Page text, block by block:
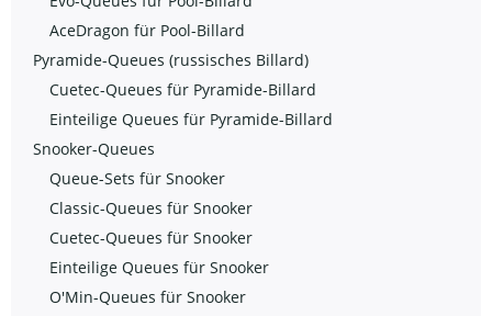
AceDragon für Pool-Billard
Pyramide-Queues (russisches Billard)
Cuetec-Queues für Pyramide-Billard
Einteilige Queues für Pyramide-Billard
Snooker-Queues
Queue-Sets für Snooker
Classic-Queues für Snooker
Cuetec-Queues für Snooker
Einteilige Queues für Snooker
O'Min-Queues für Snooker